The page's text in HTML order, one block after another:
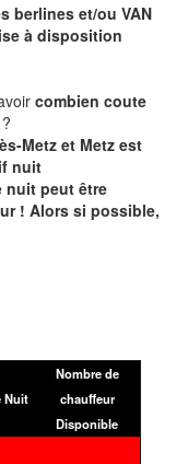
berlines et/ou VAN
à disposition
combien coute
?
Metz et Metz est
nuit
nuit peut être
! Alors si possible,
Nuit
Nombre de
chauffeur
Disponible